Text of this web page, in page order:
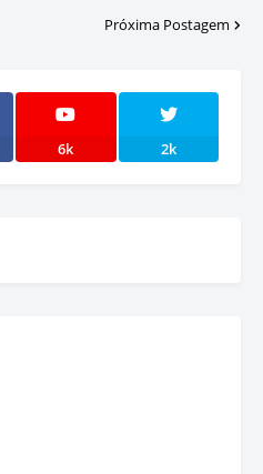
Próxima Postagem
6k 2k